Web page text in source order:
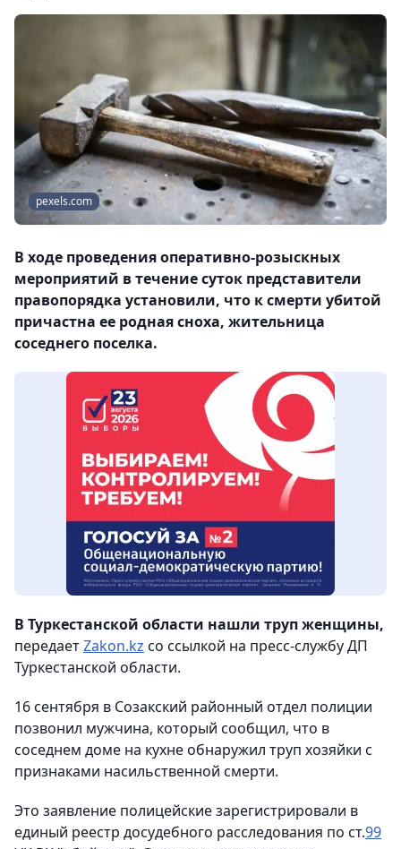
pexels.com
В ходе проведения оперативно-розыскных
мероприятий в течение суток представители
правопорядка установили, что к смерти убитой
причастна ее родная сноха, жительница
соседнего поселка.
В Туркестанской области нашли труп женщины,
передаетZakon.kz со ссылкой на пресс-службу ДП
Туркестанской области.
16 сентября в Созакский районный отдел полиции
позвонил мужчина, который сообщил, что в
соседнем доме на кухне обнаружил труп хозяйки с
признаками насильственной смерти.
Это заявление полицейские зарегистрировали в
единый реестр досудебного расследования по ст.99